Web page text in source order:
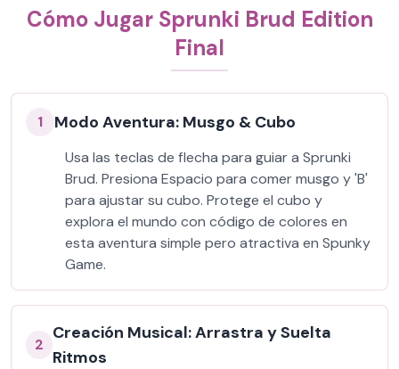
Cómo Jugar Sprunki Brud Edition
Final
1 Modo Aventura: Musgo & Cubo
Usa las teclas de flecha para guiar a Sprunki
Brud. Presiona Espacio para comer musgo y 'B'
para ajustar su cubo. Protege el cubo y
explora el mundo con código de colores en
esta aventura simple pero atractiva en Spunky
Game.
2
Creación Musical: Arrastra y Suelta
Ritmos